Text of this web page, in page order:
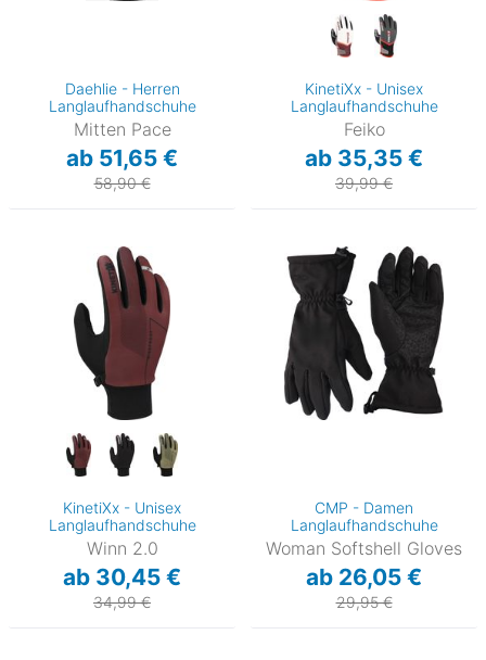
Daehlie - Herren
Langlaufhandschuhe
Mitten Pace
ab 51,65 €
58,90 €
KinetiXx - Unisex
Langlaufhandschuhe
Feiko
ab 35,35 €
39,99 €
KinetiXx - Unisex
Langlaufhandschuhe
Winn 2.0
ab 30,45 €
34,99 €
CMP - Damen
Langlaufhandschuhe
Woman Softshell Gloves
ab 26,05 €
29,95 €